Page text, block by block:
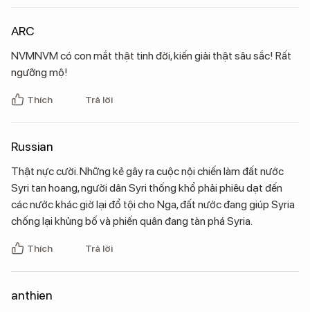
ARC
NVMNVM có con mắt thật tinh đời, kiến giải thật sâu sắc! Rất
ngưỡng mộ!
Thích Trả lời
Russian
Thật nực cười. Những kẻ gây ra cuộc nội chiến làm đất nước
Syri tan hoang, người dân Syri thống khổ phải phiêu dạt đến
các nước khác giờ lại đổ tội cho Nga, đất nước đang giúp Syria
chống lại khủng bố và phiến quân đang tàn phá Syria.
Thích Trả lời
anthien